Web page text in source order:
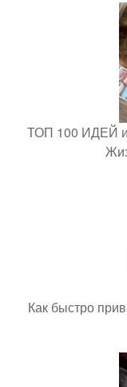
ТОП 100 ИДЕЙ и
Как быстро